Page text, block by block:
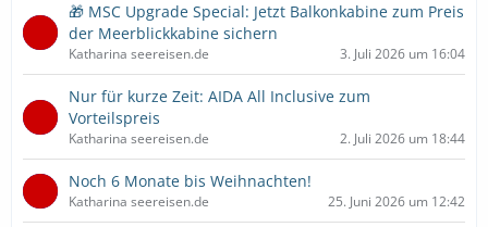
🎁 MSC Upgrade Special: Jetzt Balkonkabine zum Preis
der Meerblickkabine sichern
Katharina seereisen.de 3. Juli 2026 um 16:04
Nur für kurze Zeit: AIDA All Inclusive zum
Vorteilspreis
Katharina seereisen.de 2. Juli 2026 um 18:44
Noch 6 Monate bis Weihnachten!
Katharina seereisen.de 25. Juni 2026 um 12:42